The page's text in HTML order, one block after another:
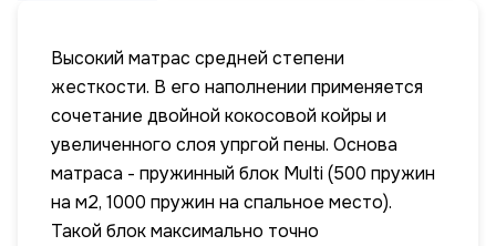
Высокий матрас средней степени
жесткости. В его наполнении применяется
сочетание двойной кокосовой койры и
увеличенного слоя упргой пены. Основа
матраса - пружинный блок Multi (500 пружин
на м2, 1000 пружин на спальное место).
Такой блок максимально точно